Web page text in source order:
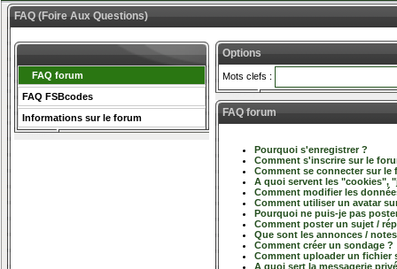
FAQ (Foire Aux Questions)
FAQ forum
FAQ FSBcodes
Informations sur le forum
Options
Mots clefs :
FAQ forum
Pourquoi s'enregistrer ?
Comment s'inscrire sur le
Comment se connecter sur le
A quoi servent les "cookies",
Comment modifier les
Comment utiliser un avatar
Pourquoi ne puis-je pas
Comment poster un sujet /
Que sont les annonces /
Comment créer un sondage ?
Comment uploader un fichier
A quoi sert la messagerie